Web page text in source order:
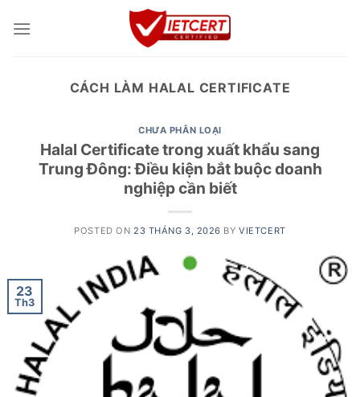
CÁCH LÀM HALAL CERTIFICATE
CHƯA PHÂN LOẠI
Halal Certificate trong xuất khẩu sang
Trung Đông: Điều kiện bắt buộc doanh
nghiệp cần biết
POSTED ON 23 THÁNG 3, 2026 BYVIETCERT
23
Th3